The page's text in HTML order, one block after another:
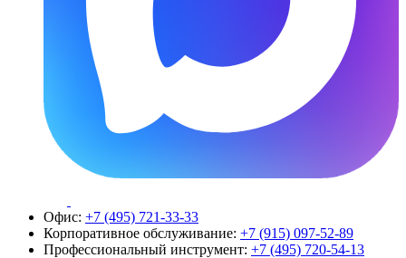
Офис: +7 (495) 721-33-33
Корпоративное обслуживание: +7 (915) 097-52-89
Профессиональный инструмент: +7 (495) 720-54-13